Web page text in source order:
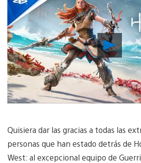
Video
Quisiera dar las gracias a todas las
personas que han estado detrás de
West: al excepcional equipo de